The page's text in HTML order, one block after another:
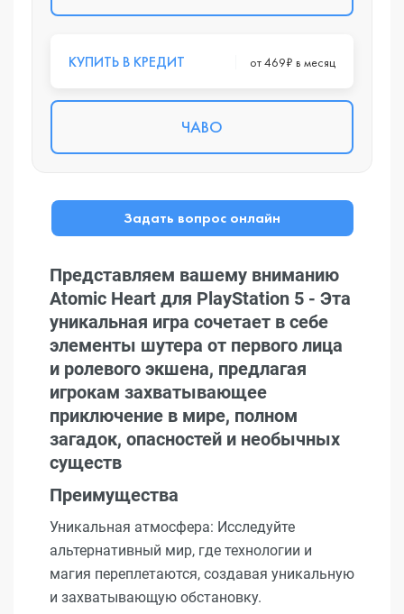
КУПИТЬ В КРЕДИТ от 469₽ в месяц
ЧАВО
Задать вопрос онлайн
Представляем вашему вниманию
Atomic Heart для PlayStation 5 - Эта
уникальная игра сочетает в себе
элементы шутера от первого лица
и ролевого экшена, предлагая
игрокам захватывающее
приключение в мире, полном
загадок, опасностей и необычных
существ
Преимущества
Уникальная атмосфера: Исследуйте
альтернативный мир, где технологии и
магия переплетаются, создавая уникальную
и захватывающую обстановку.